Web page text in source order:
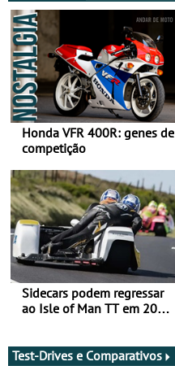
Honda VFR 400R: genes de
competição
Sidecars podem regressar
ao Isle of Man TT em 2027
Test-Drives e Comparativos